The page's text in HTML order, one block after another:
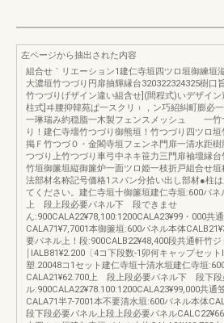
左ページから抽出された内容
組合せ｀リエーション1建仁寺垣四ツロ垣御練垣
大濃垣竹つづり円扉抽輝縁台320322324325樹口
竹つづりげザイン違い組含せ](間程式)いデザイン
柱式]ヰ腰抑韓苑ぱ一スクリ︲，ン巧紹糾町膨必
一琳瑞み約穏脂一木製フェンスメッシュ 一竹
り！建仁寺壇竹つづり御熊垣！竹つづり四ツロ
掲Ｆ竹つづ０・金閣寺垣フェンネ門扉一清水距
つづり上竹つづり車弓中ネキ笹力三門扉袖壇
竹垣御簾垣縦御簾炉一面ツロ姫一枝折戸組合せ
法部材名称記号価格1スパン分拾い出し部材●柱
てください。建仁寺垣十御簾垣建仁寺垣:600パネ
上 段上段必要パネル下 段できませ
ん:900CALA22¥78,100:1200CALA23¥99・000共
CALA71¥7,7001本御簾垣:600パネル本体
要パネル上！段:900CALB22¥48,400段共通軒竹ジ
￨IALB81¥2.200〔4コ下段数-1卯何キャップセット
塑.20048コ1セット建仁寺垣十清水垣建仁寺垣
CALA21¥62.700上 段上段必要パネル下 段下段
ル:900CALA22¥78.100:1200CALA23¥99,000共通
CALA71半7‐7001本不要清水垣:600パネル本体
段下段必要パネル上段上段必要パネル